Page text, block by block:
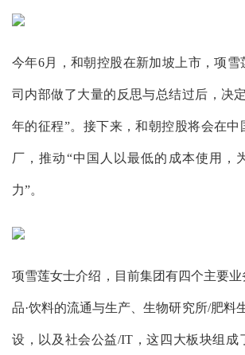
今年6月，和朝控股在新加坡上市，项雪
司内部做了大量的反思与总结过后，决
年的征程”。接下来，和朝控股将会在中
厂，推动“中国人以最低的成本使用，
力”。
项雪莲女士介绍，目前集团有四个主要
品·饮料的流通与生产、生物研究所/肥料
设，以及社会公益/IT，这四大板块组成